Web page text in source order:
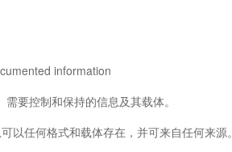
information
要控制和保持的信息及其载体。
任何格式和载体存在，并可来自任何来源。